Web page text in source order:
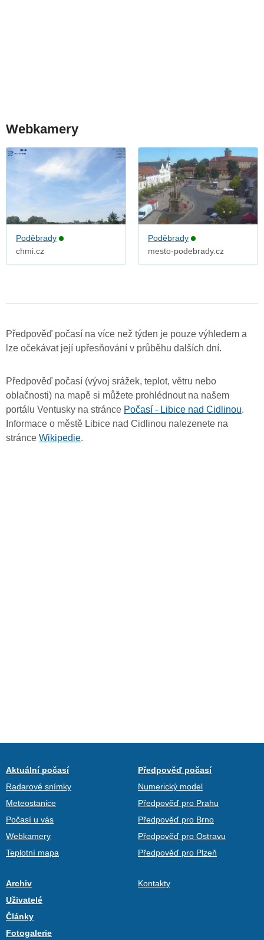
Webkamery
Poděbrady
chmi.cz
Poděbrady
mesto-podebrady.cz
Předpověď počasí na více než týden je pouze výhledem a
lze očekávat její upřesňování v průběhu dalších dní.
Předpověď počasí (vývoj srážek, teplot, větru nebo
oblačnosti) na mapě si můžete prohlédnout na našem
portálu Ventusky na stránce Počasí - Libice nad Cidlinou.
Informace o městě Libice nad Cidlinou nalezenete na
stránce Wikipedie.
Aktuální počasí
Radarové snímky
Meteostanice
Počasí u vás
Webkamery
Teplotní mapa
Předpověď počasí
Numerický model
Předpověď pro Prahu
Předpověď pro Brno
Předpověď pro Ostravu
Předpověď pro Plzeň
Archiv
Uživatelé
Články
Fotogalerie
Kontakty